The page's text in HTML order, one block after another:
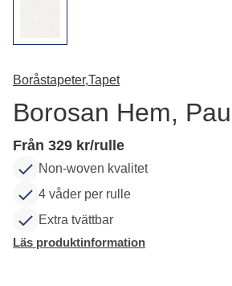
Boråstapeter,Tapet
Borosan Hem,
Från 329 kr/rulle
Non-woven kvalitet
4 våder per rulle
Extra tvättbar
Läs produktinformation